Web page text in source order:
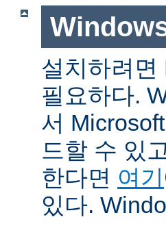
설치하려면
필요하다.
서
드할 수 있
한다면 여기
있다.